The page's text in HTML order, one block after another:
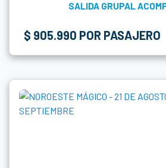
SALIDA GRUPAL
$ 905.990 POR PASAJERO